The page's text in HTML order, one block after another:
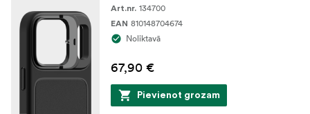
Art.nr. 134700
EAN 810148704674
Noliktavā
67,90 €
Pievienot grozam